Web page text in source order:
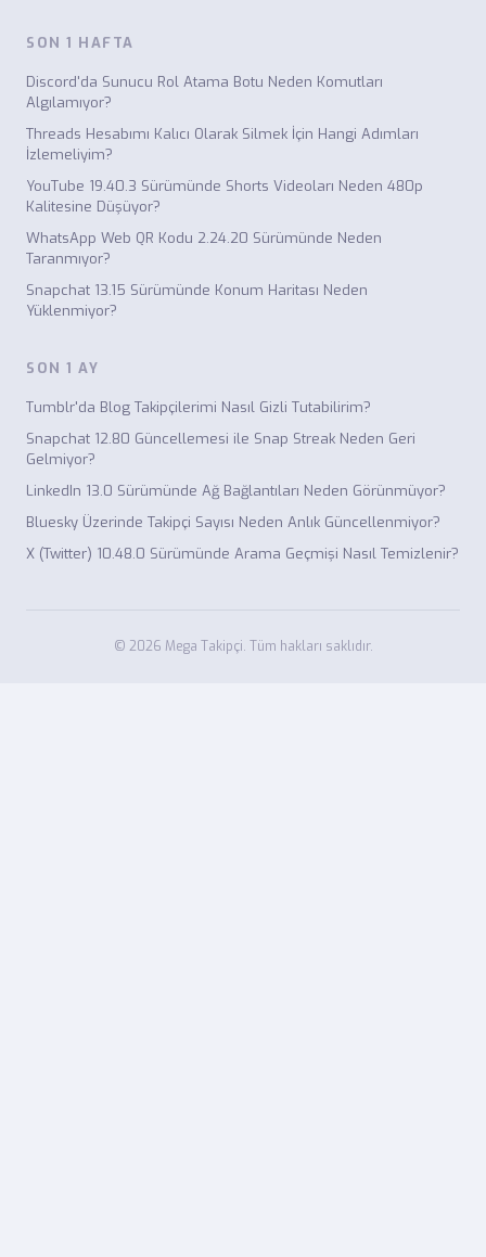
SON 1 HAFTA
Discord'da Sunucu Rol Atama Botu Neden Komutları
Algılamıyor?
Threads Hesabımı Kalıcı Olarak Silmek İçin Hangi Adımları
İzlemeliyim?
YouTube 19.40.3 Sürümünde Shorts Videoları Neden 480p
Kalitesine Düşüyor?
WhatsApp Web QR Kodu 2.24.20 Sürümünde Neden
Taranmıyor?
Snapchat 13.15 Sürümünde Konum Haritası Neden
Yüklenmiyor?
SON 1 AY
Tumblr'da Blog Takipçilerimi Nasıl Gizli Tutabilirim?
Snapchat 12.80 Güncellemesi ile Snap Streak Neden Geri
Gelmiyor?
LinkedIn 13.0 Sürümünde Ağ Bağlantıları Neden Görünmüyor?
Bluesky Üzerinde Takipçi Sayısı Neden Anlık Güncellenmiyor?
X (Twitter) 10.48.0 Sürümünde Arama Geçmişi Nasıl Temizlenir?
© 2026 Mega Takipçi. Tüm hakları saklıdır.